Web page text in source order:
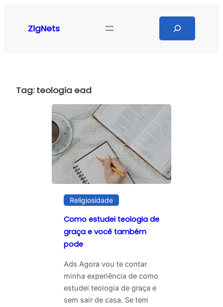
ZigNets
Tag:teologia ead
Religiosidade
Como estudei teologia de
graça e você também
pode
Ads Agora vou te contar
minha experiência de como
estudei teologia de graça e
sem sair de casa. Se tem